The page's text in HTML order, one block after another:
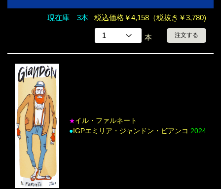
現在庫 3本 税込価格￥4,158（税抜き￥3,780)
本 注文する
★イル・ファルネート
●IGPエミリア・ジャンドン・ビアンコ 2024